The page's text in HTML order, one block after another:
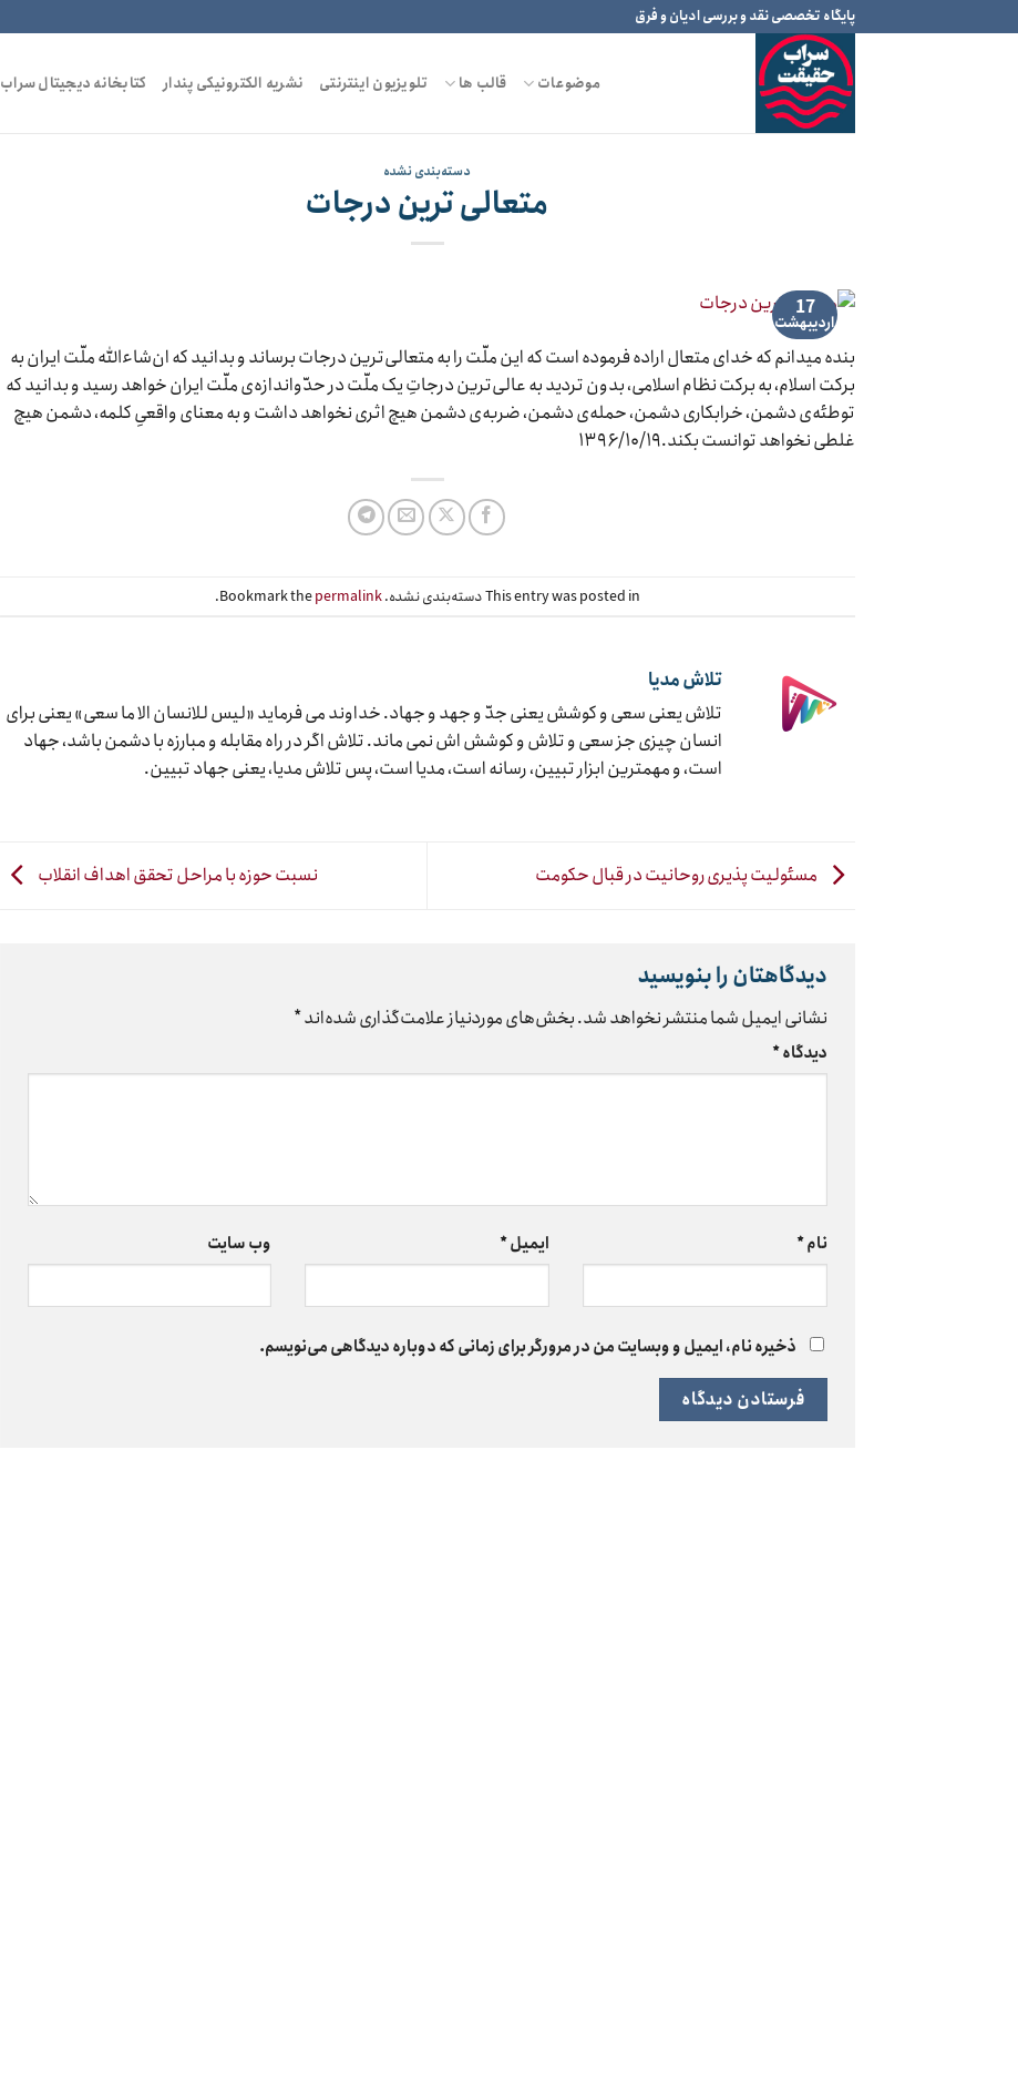
to
پایگاه تخصصی نقد و بررسی ادیان و فرق
موضوعات قالب ها تلویزیون اینترنتی نشریه الکترونیکی پندار کتابخانه دیجیتال سراب
دسته‌بندی نشده
متعالی ترین درجات
17
اردیبهشت
بنده میدانم که خدای متعال اراده فرموده است که این ملّت را به متعالی‌ترین درجات برساند و بدانید که ان‌شاءالله ملّت ایران به
برکت اسلام، به برکت نظام اسلامی، بدون تردید به عالی‌ترین درجاتِ یک ملّت در حدّواندازه‌ی ملّت ایران خواهد رسید و بدانید که
توطئه‌ی دشمن، خرابکاری دشمن، حمله‌ی دشمن، ضربه‌ی دشمن هیچ اثری نخواهد داشت و به معنای واقعیِ کلمه، دشمن هیچ
غلطی نخواهد توانست بکند.۱۳۹۶/۱۰/۱۹
This entry was posted in دسته‌بندی نشده. Bookmark the permalink
.
تلاش مدیا
تلاش یعنی سعی و کوشش یعنی جدّ و جهد و جهاد. خداوند می فرماید «لیس للانسان الا ما سعی» یعنی برای
انسان چیزی جز سعی و تلاش و کوشش اش نمی ماند. تلاش اگر در راه مقابله و مبارزه با دشمن باشد، جهاد
است، و مهمترین ابزار تبیین، رسانه است، مدیا است، پس تلاش مدیا، یعنی جهاد تبیین.
مسئولیت پذیری روحانیت در قبال حکومت نسبت حوزه با مراحل تحقق اهداف انقلاب
دیدگاهتان را بنویسید
نشانی ایمیل شما منتشر نخواهد شد.بخش‌های موردنیاز علامت‌گذاری شده‌اند*
دیدگاه*
نام* ایمیل* وب‌ سایت
ذخیره نام، ایمیل و وبسایت من در مرورگر برای زمانی که دوباره دیدگاهی می‌نویسم.